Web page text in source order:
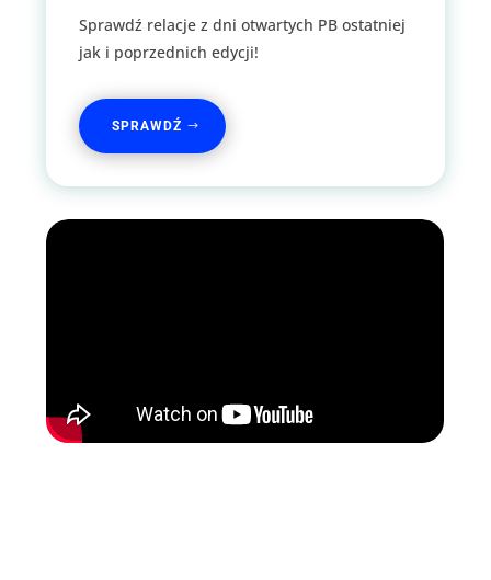
Sprawdź relacje z dni otwartych PB ostatniej
jak i poprzednich edycji!
SPRAWDŹ